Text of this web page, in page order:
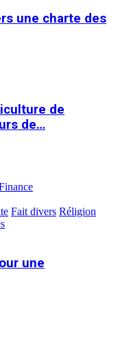
une charte des
de
de…
Fait divers Réligion
une